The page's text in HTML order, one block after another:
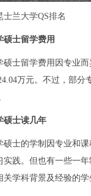
士兰大学QS排名
硕士留学费用
硕士留学费用因专业
万元。不过，部
硕士读几年
硕士的学制因专业和
实践。但也有一些一
关学科背景及经验的学